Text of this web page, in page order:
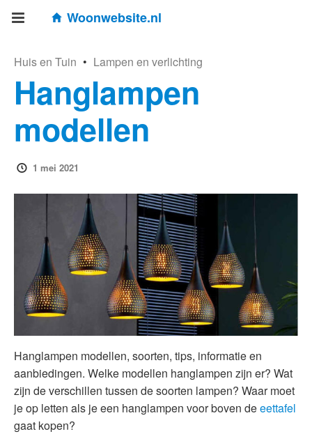
Woonwebsite.nl
Huis en Tuin • Lampen en verlichting
Hanglampen
modellen
1 mei 2021
Hanglampen modellen, soorten, tips, informatie en
aanbiedingen. Welke modellen hanglampen zijn er? Wat
zijn de verschillen tussen de soorten lampen? Waar moet
je op letten als je een hanglampen voor boven deeettafel
gaat kopen?